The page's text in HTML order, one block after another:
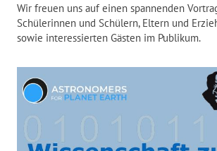
Wir freuen uns auf einen spannenden
Schülerinnen und Schülern, Eltern und
sowie interessierten Gästen im Publikum.